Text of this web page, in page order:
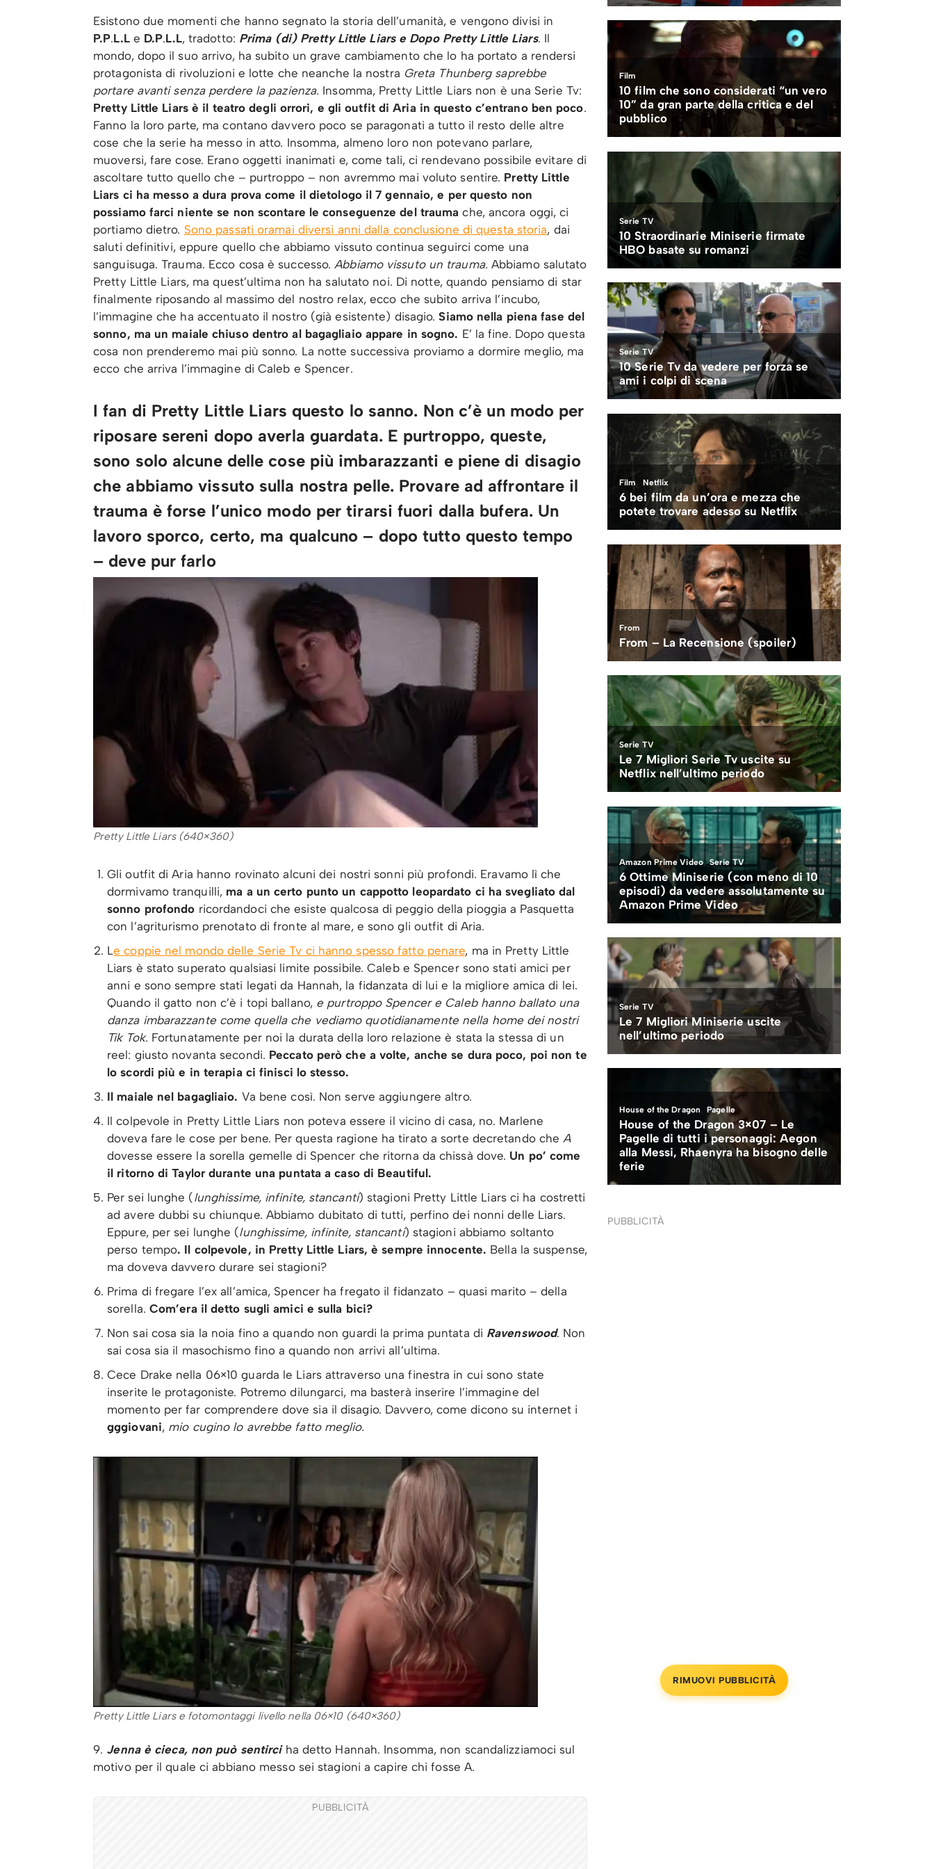
Esistono due momenti che hanno segnato la storia dell’umanità, e vengono divisi in
P.P.L.Le D.P.L.L, tradotto: Prima (di) Pretty Little Liars e Dopo Pretty Little Liars. Il
mondo, dopo il suo arrivo, ha subito un grave cambiamento che lo ha portato a rendersi
protagonista di rivoluzioni e lotte che neanche la nostra Greta Thunberg saprebbe
portare avanti senza perdere la pazienza. Insomma, Pretty Little Liars non è una Serie Tv:
Pretty Little Liars è il teatro degli orrori, e gli outfit di Aria in questo c’entrano ben poco.
Fanno la loro parte, ma contano davvero poco se paragonati a tutto il resto delle altre
cose che la serie ha messo in atto. Insomma, almeno loro non potevano parlare,
muoversi, fare cose. Erano oggetti inanimati e, come tali, ci rendevano possibile evitare di
ascoltare tutto quello che – purtroppo – non avremmo mai voluto sentire. Pretty Little
Liars ci ha messo a dura prova come il dietologo il 7 gennaio, e per questo non
possiamo farci niente se non scontare le conseguenze del traumache, ancora oggi, ci
portiamo dietro. Sono passati oramai diversi anni dalla conclusione di questa storia, dai
saluti definitivi, eppure quello che abbiamo vissuto continua seguirci come una
sanguisuga. Trauma. Ecco cosa è successo. Abbiamo vissuto un trauma. Abbiamo salutato
Pretty Little Liars, ma quest’ultima non ha salutato noi. Di notte, quando pensiamo di star
finalmente riposando al massimo del nostro relax, ecco che subito arriva l’incubo,
l’immagine che ha accentuato il nostro (già esistente) disagio.Siamo nella piena fase del
sonno, ma un maiale chiuso dentro al bagagliaio appare in sogno. E’ la fine. Dopo questa
cosa non prenderemo mai più sonno. La notte successiva proviamo a dormire meglio, ma
ecco che arriva l’immagine di Caleb e Spencer.
I fan di Pretty Little Liars questo lo sanno. Non c’è un modo per
riposare sereni dopo averla guardata. E purtroppo, queste,
sono solo alcune delle cose più imbarazzanti e piene di disagio
che abbiamo vissuto sulla nostra pelle. Provare ad affrontare il
trauma è forse l’unico modo per tirarsi fuori dalla bufera. Un
lavoro sporco, certo, ma qualcuno – dopo tutto questo tempo
– deve pur farlo
Pretty Little Liars (640×360)
Gli outfit di Aria hanno rovinato alcuni dei nostri sonni più profondi. Eravamo lì che
dormivamo tranquilli, ma a un certo punto un cappotto leopardato ci ha svegliato dal
sonno profondo ricordandoci che esiste qualcosa di peggio della pioggia a Pasquetta
con l’agriturismo prenotato di fronte al mare, e sono gli outfit di Aria.
Le coppie nel mondo delle Serie Tv ci hanno spesso fatto penare, ma in Pretty Little
Liars è stato superato qualsiasi limite possibile. Caleb e Spencer sono stati amici per
anni e sono sempre stati legati da Hannah, la fidanzata di lui e la migliore amica di lei.
Quando il gatto non c’è i topi ballano, e purtroppo Spencer e Caleb hanno ballato una
danza imbarazzante come quella che vediamo quotidianamente nella home dei nostri
Tik Tok. Fortunatamente per noi la durata della loro relazione è stata la stessa di un
reel: giusto novanta secondi. Peccato però che a volte, anche se dura poco, poi non te
lo scordi più e in terapia ci finisci lo stesso.
Il maiale nel bagagliaio. Va bene così. Non serve aggiungere altro.
Il colpevole in Pretty Little Liars non poteva essere il vicino di casa, no. Marlene
doveva fare le cose per bene. Per questa ragione ha tirato a sorte decretando che A
dovesse essere la sorella gemelle di Spencer che ritorna da chissà dove. Un po’ come
il ritorno di Taylor durante una puntata a caso di Beautiful.
Per sei lunghe (lunghissime, infinite, stancanti) stagioni Pretty Little Liars ci ha costretti
ad avere dubbi su chiunque. Abbiamo dubitato di tutti, perfino dei nonni delle Liars.
Eppure, per sei lunghe (lunghissime, infinite, stancanti) stagioni abbiamo soltanto
perso tempo. Il colpevole, in Pretty Little Liars, è sempre innocente. Bella la suspense,
ma doveva davvero durare sei stagioni?
Prima di fregare l’ex all’amica, Spencer ha fregato il fidanzato – quasi marito – della
sorella. Com’era il detto sugli amici e sulla bici?
Non sai cosa sia la noia fino a quando non guardi la prima puntata di Ravenswood. Non
sai cosa sia il masochismo fino a quando non arrivi all’ultima.
Cece Drake nella 06×10 guarda le Liars attraverso una finestra in cui sono state
inserite le protagoniste. Potremo dilungarci, ma basterà inserire l’immagine del
momento per far comprendere dove sia il disagio. Davvero, come dicono su internet i
gggiovani, mio cugino lo avrebbe fatto meglio.
Pretty Little Liars e fotomontaggi livello nella 06×10 (640×360)
9. Jenna è cieca, non può sentirciha detto Hannah. Insomma, non scandalizziamoci sul
motivo per il quale ci abbiano messo sei stagioni a capire chi fosse A.
PUBBLICITÀ
PUBBLICITÀ
RIMUOVI PUBBLICITÀ